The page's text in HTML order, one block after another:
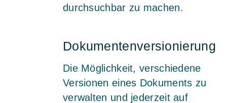
durchsuchbar zu machen.
Dokumentenversionierung
Die Möglichkeit, verschiedene
Versionen eines Dokuments zu
verwalten und jederzeit auf